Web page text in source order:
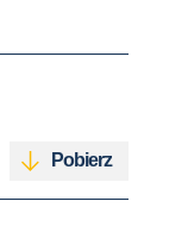
Pobierz